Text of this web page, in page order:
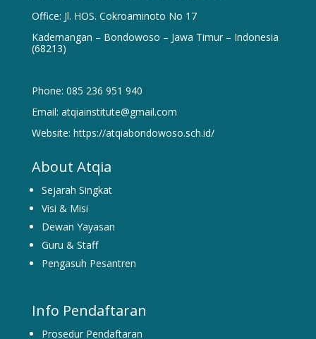
Office: Jl. HOS. Cokroaminoto No 17
Kademangan – Bondowoso – Jawa Timur – Indonesia
(68213)
Phone: 085 236 951 940
Email: atqiainstitute@gmail.com
Website: https://atqiabondowoso.sch.id/
About Atqia
Sejarah Singkat
Visi & Misi
Dewan Yayasan
Guru & Staff
Pengasuh Pesantren
Info Pendaftaran
Prosedur Pendaftaran